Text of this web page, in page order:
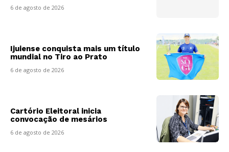
6 de agosto de 2026
Ijuiense conquista mais um título
mundial no Tiro ao Prato
6 de agosto de 2026
Cartório Eleitoral inicia
convocação de mesários
6 de agosto de 2026